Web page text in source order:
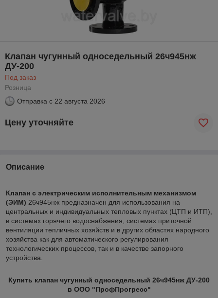
Клапан чугунный односедельный 26ч945нж
ДУ-200
Под заказ
Розница
Отправка с 22 августа 2026
Цену уточняйте
Описание
Клапан с электрическим исполнительным механизмом
(ЭИМ) 26ч945нж предназначен для использования на
центральных и индивидуальных тепловых пунктах (ЦТП и ИТП),
в системах горячего водоснабжения, системах приточной
вентиляции тепличных хозяйств и в других областях народного
хозяйства как для автоматического регулирования
технологических процессов, так и в качестве запорного
устройства.
Купить клапан чугунный односедельный 26ч945нж ДУ-200
в ООО "ПрофПрогресс"